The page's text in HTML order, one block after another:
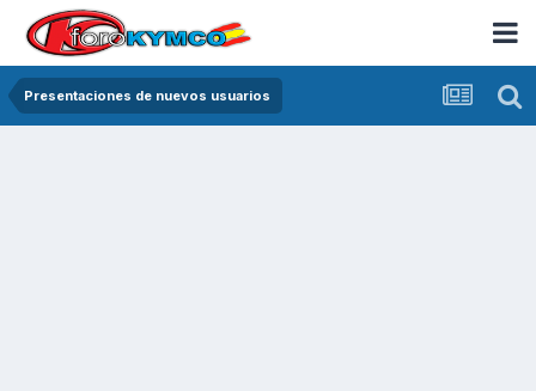
Presentaciones de nuevos usuarios